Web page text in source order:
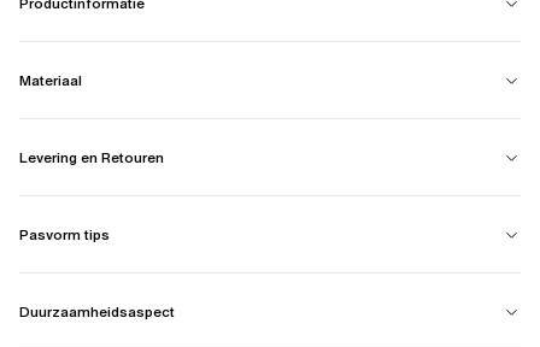
Materiaal
Levering en Retouren
Pasvorm tips
Duurzaamheidsaspect